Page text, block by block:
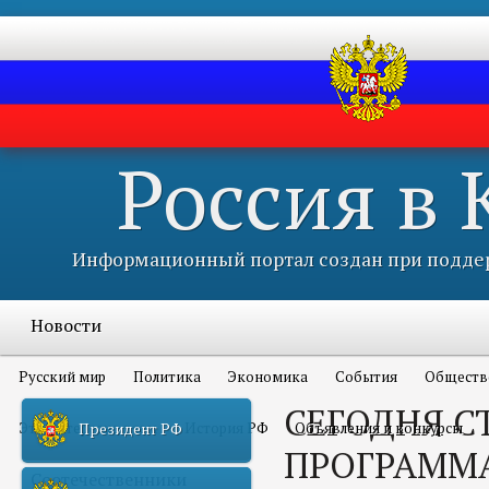
Россия в
Информационный портал создан при
Новости
Русский мир Политика Экономика События
Это интересно всем История РФ Объявления и конкурсы
Соотечественники
Президент РФ
СЕГОДНЯ